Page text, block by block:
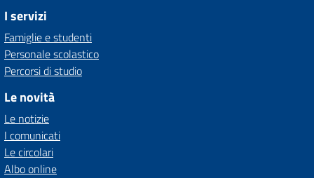
I servizi
Famiglie e studenti
Personale scolastico
Percorsi di studio
Le novità
Le notizie
I comunicati
Le circolari
Albo online